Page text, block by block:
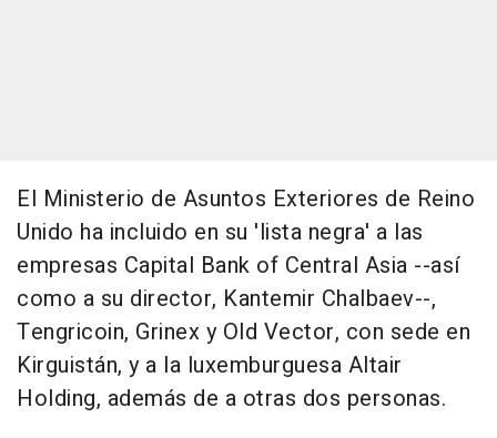
El Ministerio de Asuntos Exteriores de Reino
Unido ha incluido en su 'lista negra' a las
empresas Capital Bank of Central Asia --así
como a su director, Kantemir Chalbaev--,
Tengricoin, Grinex y Old Vector, con sede en
Kirguistán, y a la luxemburguesa Altair
Holding, además de a otras dos personas.